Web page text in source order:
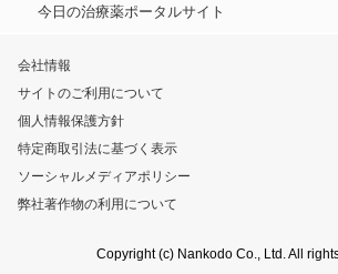
今日の治療薬ポータルサイト
会社情報
サイトのご利用について
個人情報保護方針
特定商取引法に基づく表示
ソーシャルメディアポリシー
弊社著作物の利用について
Copyright (c) Nankodo Co., Ltd. All